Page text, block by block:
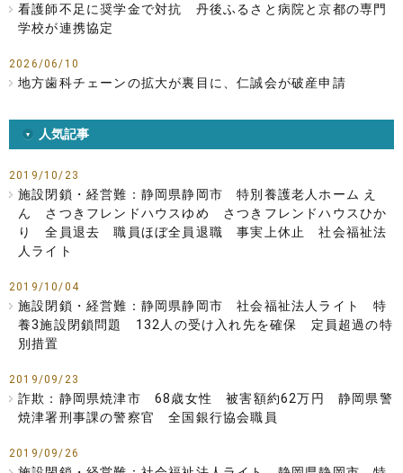
看護師不足に奨学金で対抗 丹後ふるさと病院と京都の専門
学校が連携協定
2026/06/10
地方歯科チェーンの拡大が裏目に、仁誠会が破産申請
人気記事
2019/10/23
施設閉鎖・経営難：静岡県静岡市 特別養護老人ホーム え
ん さつきフレンドハウスゆめ さつきフレンドハウスひか
り 全員退去 職員ほぼ全員退職 事実上休止 社会福祉法
人ライト
2019/10/04
施設閉鎖・経営難：静岡県静岡市 社会福祉法人ライト 特
養3施設閉鎖問題 132人の受け入れ先を確保 定員超過の特
別措置
2019/09/23
詐欺：静岡県焼津市 68歳女性 被害額約62万円 静岡県警
焼津署刑事課の警察官 全国銀行協会職員
2019/09/26